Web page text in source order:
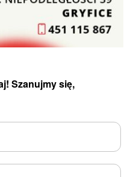
Szanujmy się,